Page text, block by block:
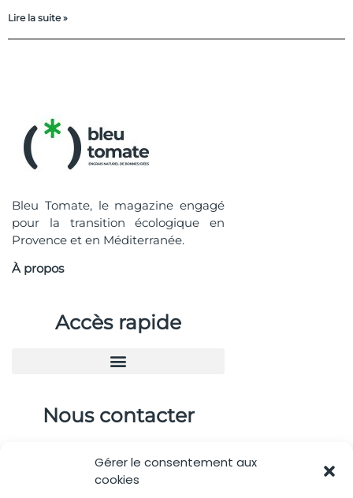
Gérer le consentement aux
cookies
Lire la suite »
Bleu Tomate, le magazine engagé
pour la transition écologique en
Provence et en Méditerranée.
À propos
Accès rapide
Nous contacter
contactBT@bleu-tomate.fr